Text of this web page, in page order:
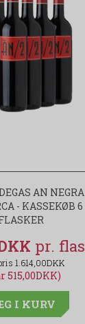
AN NEGRA
- KASSEKØB 6
1.614,00DKK
515,00DKK)
I KURV